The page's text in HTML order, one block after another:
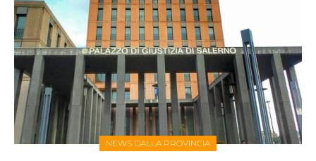
NEWS DALLA PROVINCIA